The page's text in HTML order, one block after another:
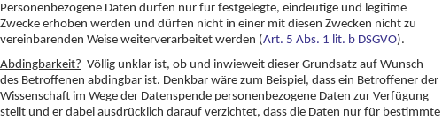
Personenbezogene Daten dürfen nur für festgelegte, eindeutige und legitime
Zwecke erhoben werden und dürfen nicht in einer mit diesen Zwecken nicht zu
vereinbarenden Weise weiterverarbeitet werden (Art. 5 Abs. 1 lit. b DSGVO).
Abdingbarkeit? Völlig unklar ist, ob und inwieweit dieser Grundsatz auf Wunsch
des Betroffenen abdingbar ist. Denkbar wäre zum Beispiel, dass ein Betroffener der
Wissenschaft im Wege der Datenspende personenbezogene Daten zur Verfügung
stellt und er dabei ausdrücklich darauf verzichtet, dass die Daten nur für bestimmte